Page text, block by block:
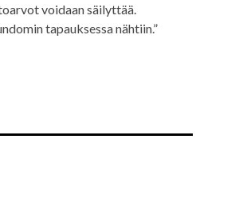
voidaan säilyttää.
tapauksessa nähtiin.”